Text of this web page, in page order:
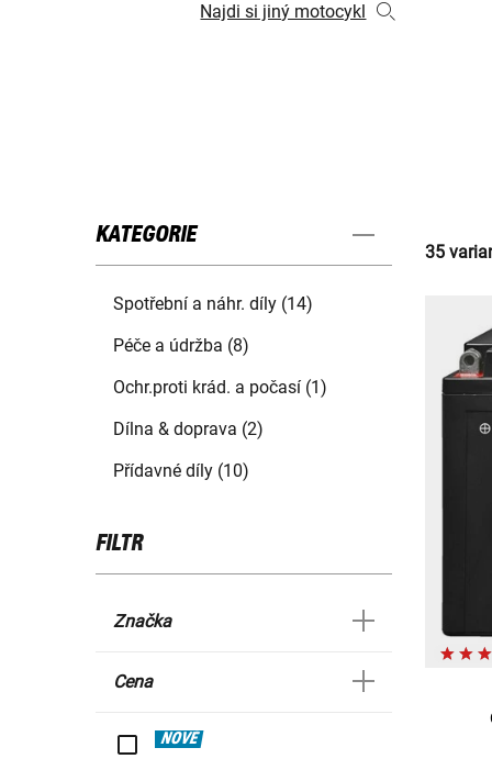
Najdi si jiný motocykl
KATEGORIE
Spotřební a náhr. díly (14)
Péče a údržba (8)
Ochr.proti krád. a počasí (1)
Dílna & doprava (2)
Přídavné díly (10)
FILTR
Značka
Cena
NOVÉ
35